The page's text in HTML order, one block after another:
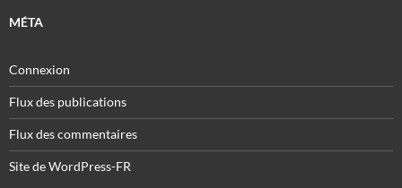
MÉTA
Connexion
Flux des publications
Flux des commentaires
Site de WordPress-FR